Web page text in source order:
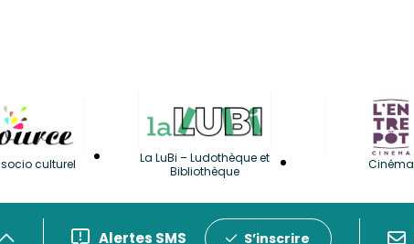
culturel
La LuBi – Ludothèque et
Bibliothèque
Cinéma
Alertes SMS S’inscrire